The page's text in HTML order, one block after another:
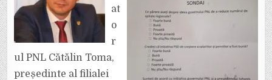
A
OPINIEI
MANIPULAREA
at
o
r
ul PNL Cătălin Toma,
președinte al filialei